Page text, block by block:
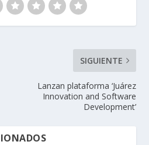
SIGUIENTE
Lanzan plataforma ‘Juárez
Innovation and Software
Development’